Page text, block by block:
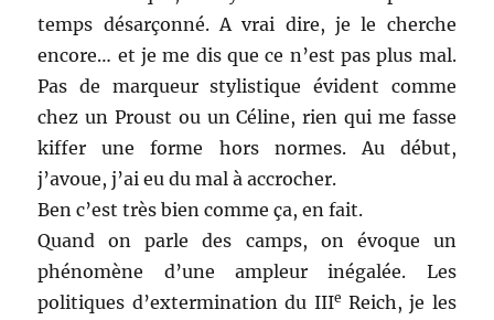
temps désarçonné. A vrai dire, je le cherche
encore… et je me dis que ce n’est pas plus mal.
Pas de marqueur stylistique évident comme
chez un Proust ou un Céline, rien qui me fasse
kiffer une forme hors normes. Au début,
j’avoue, j’ai eu du mal à accrocher.
Ben c’est très bien comme ça, en fait.
Quand on parle des camps, on évoque un
phénomène d’une ampleur inégalée. Les
politiques d’extermination du IIIe Reich, je les